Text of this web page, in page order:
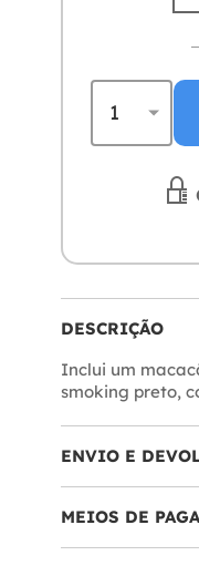
DESCRIÇÃO
Inclui um
smoking preto,
ENVIO E
MEIOS DE